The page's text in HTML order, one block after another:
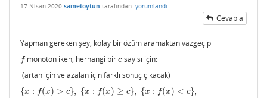
17 Nisan 2020 sametoytun tarafından yorumlandı
Cevapla
Yapman gereken şey, kolay bir özüm aramaktan vazgeçip
f
f monoton iken, herhangi birc
csayısı için:
(artan için ve azalan için farklı sonuç çıkacak)
{x : f(x) > c}, {x : f(x) ≥ c}, {x : f(x) < c},
{x:f (x )>c} x:f (x)≥ },{ x: (x)<c ,{ x:f(x ≤c}